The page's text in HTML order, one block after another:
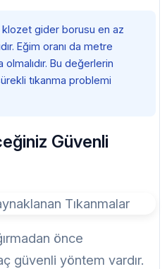
klozet gider borusu en az
Eğim oranı da metre
olmalıdır. Bu değerlerin
tıkanma problemi
Güvenli
önce
güvenli yöntem vardır.